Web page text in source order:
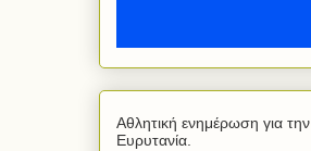
Αθλητική ενημέρωση για την
Ευρυτανία.